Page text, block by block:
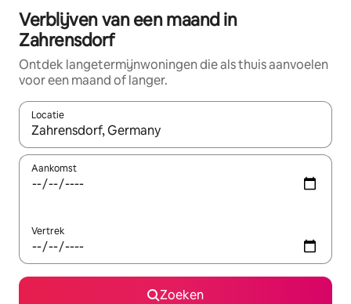
Verblijven van een maand in
Zahrensdorf
Ontdek langetermijnwoningen die als thuis aanvoelen
voor een maand of langer.
Locatie
Wanneer er resultaten beschikbaar zijn, maak je een keuze
Aankomst
Vertrek
Zoeken